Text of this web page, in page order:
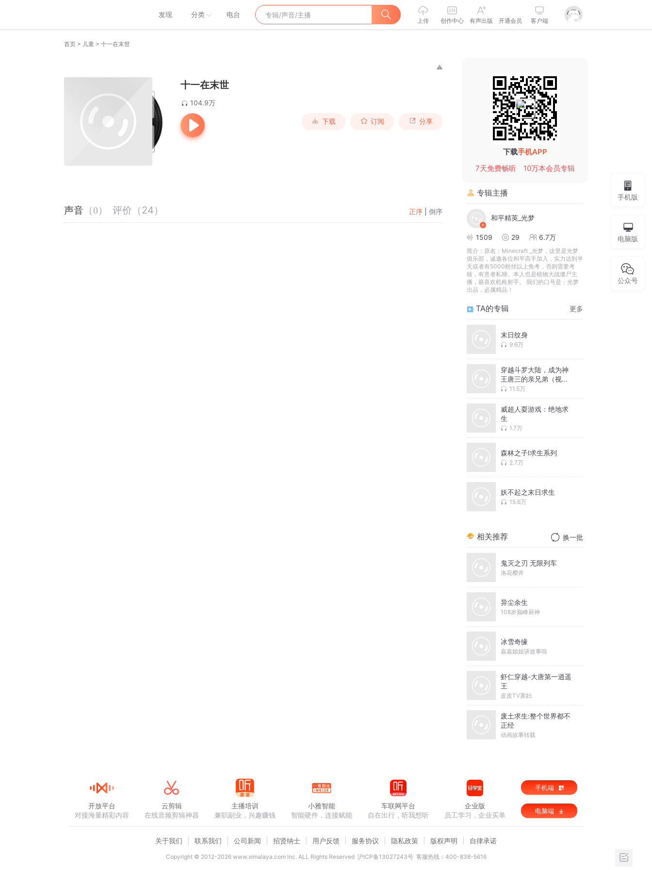
发现 分类 电台
上传 创作中心 有声出版 开通会员 客户端
首页 > 儿童 > 十一在末世
十一在末世
104.9万
下载 订阅 分享
声音 （0） 评价 （24） 正序 倒序
下载手机APP
7天免费畅听
10万本会员专辑
专辑主播
和平精英_光梦
1509 29 6.7万
简介： 原名：Minecraft _光梦，这里是光梦
俱乐部，诚邀各位和平高手加入，实力达到半
天或者有5000粉丝以上免考，否则需要考
核，有意者私聊。本人也是植物大战僵尸主
播，最喜欢机枪射手。 我们的口号是：光梦
出品，必属精品！
TA的专辑 更多
末日纹身
9.6万
穿越斗罗大陆，成为神
王唐三的亲兄弟（视
频）11.5万
威超人耍游戏：绝地求
生
1.7万
森林之子I求生系列
2.7万
妖不起之末日求生
15.6万
相关推荐 换一批
鬼灭之刃 无限列车
洛花樱井
异尘余生
108岁巅峰厨神
冰雪奇缘
嘉嘉姐姐讲故事啦
虾仁穿越-大唐第一逍遥
王
皮皮TV寡妇
废土求生:整个世界都不
正经
动画故事转载
手机版
电脑版
公众号
开放平台
对接海量精彩内容
云剪辑
在线音频剪辑神器
主播培训
兼职副业，兴趣赚钱
小雅智能
智能硬件，连接赋能
车联网平台
自在出行，听我想听
企业版
员工学习，企业买单
手机端
电脑端
关于我们 联系我们 公司新闻 招贤纳士 用户反馈 服务协议 隐私政策 版权声明 自律承诺
Copyright © 2012-2026www.ximalaya.com lnc. ALL Rights Reserved 沪ICP备13027243号 客服热线：400-838-5616